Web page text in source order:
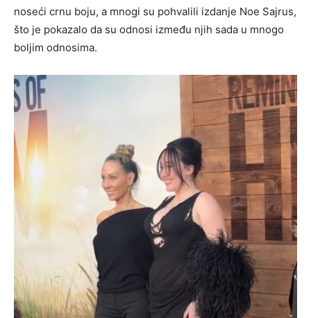
noseći crnu boju, a mnogi su pohvalili izdanje Noe Sajrus,
što je pokazalo da su odnosi između njih sada u mnogo
boljim odnosima.